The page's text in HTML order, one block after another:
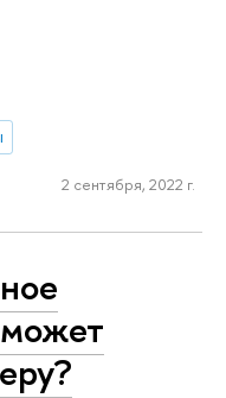
2 сентября, 2022 г.